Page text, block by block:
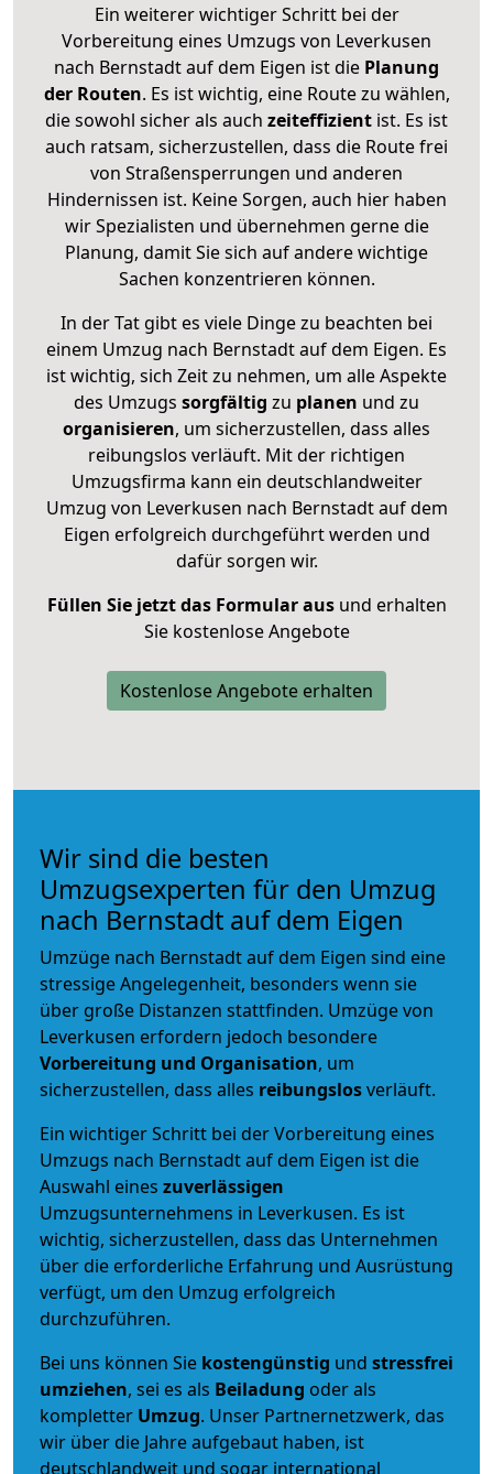
Ein weiterer wichtiger Schritt bei der
Vorbereitung eines Umzugs von Leverkusen
nach Bernstadt auf dem Eigen ist die Planung
der Routen. Es ist wichtig, eine Route zu wählen,
die sowohl sicher als auch zeiteffizient ist. Es ist
auch ratsam, sicherzustellen, dass die Route frei
von Straßensperrungen und anderen
Hindernissen ist. Keine Sorgen, auch hier haben
wir Spezialisten und übernehmen gerne die
Planung, damit Sie sich auf andere wichtige
Sachen konzentrieren können.
In der Tat gibt es viele Dinge zu beachten bei
einem Umzug nach Bernstadt auf dem Eigen. Es
ist wichtig, sich Zeit zu nehmen, um alle Aspekte
des Umzugs sorgfältig zu planen und zu
organisieren, um sicherzustellen, dass alles
reibungslos verläuft. Mit der richtigen
Umzugsfirma kann ein deutschlandweiter
Umzug von Leverkusen nach Bernstadt auf dem
Eigen erfolgreich durchgeführt werden und
dafür sorgen wir.
Füllen Sie jetzt das Formular ausund erhalten
Sie kostenlose Angebote
Kostenlose Angebote erhalten
Wir sind die besten
Umzugsexperten für den Umzug
nach Bernstadt auf dem Eigen
Umzüge nach Bernstadt auf dem Eigen sind eine
stressige Angelegenheit, besonders wenn sie
über große Distanzen stattfinden. Umzüge von
Leverkusen erfordern jedoch besondere
Vorbereitung und Organisation, um
sicherzustellen, dass alles reibungslosverläuft.
Ein wichtiger Schritt bei der Vorbereitung eines
Umzugs nach Bernstadt auf dem Eigen ist die
Auswahl eines zuverlässigen
Umzugsunternehmens in Leverkusen. Es ist
wichtig, sicherzustellen, dass das Unternehmen
über die erforderliche Erfahrung und Ausrüstung
verfügt, um den Umzug erfolgreich
durchzuführen.
Bei uns können Sie kostengünstig und stressfrei
umziehen, sei es als Beiladung oder als
kompletter Umzug. Unser Partnernetzwerk, das
wir über die Jahre aufgebaut haben, ist
deutschlandweit und sogar international